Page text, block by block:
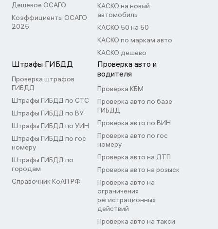
Дешевое ОСАГО
Коэффициенты ОСАГО
2025
КАСКО на новый
автомобиль
КАСКО 50 на 50
КАСКО по маркам авто
КАСКО дешево
Штрафы ГИБДД
Проверка штрафов
ГИБДД
Штрафы ГИБДД по СТС
Штрафы ГИБДД по ВУ
Штрафы ГИБДД по УИН
Штрафы ГИБДД по гос
номеру
Штрафы ГИБДД по
городам
Справочник КоАП РФ
Проверка авто и
водителя
Проверка КБМ
Проверка авто по базе
ГИБДД
Проверка авто по ВИН
Проверка авто по гос
номеру
Проверка авто на ДТП
Проверка авто на розыск
Проверка авто на
ограничения
регистрационных
действий
Проверка авто на такси